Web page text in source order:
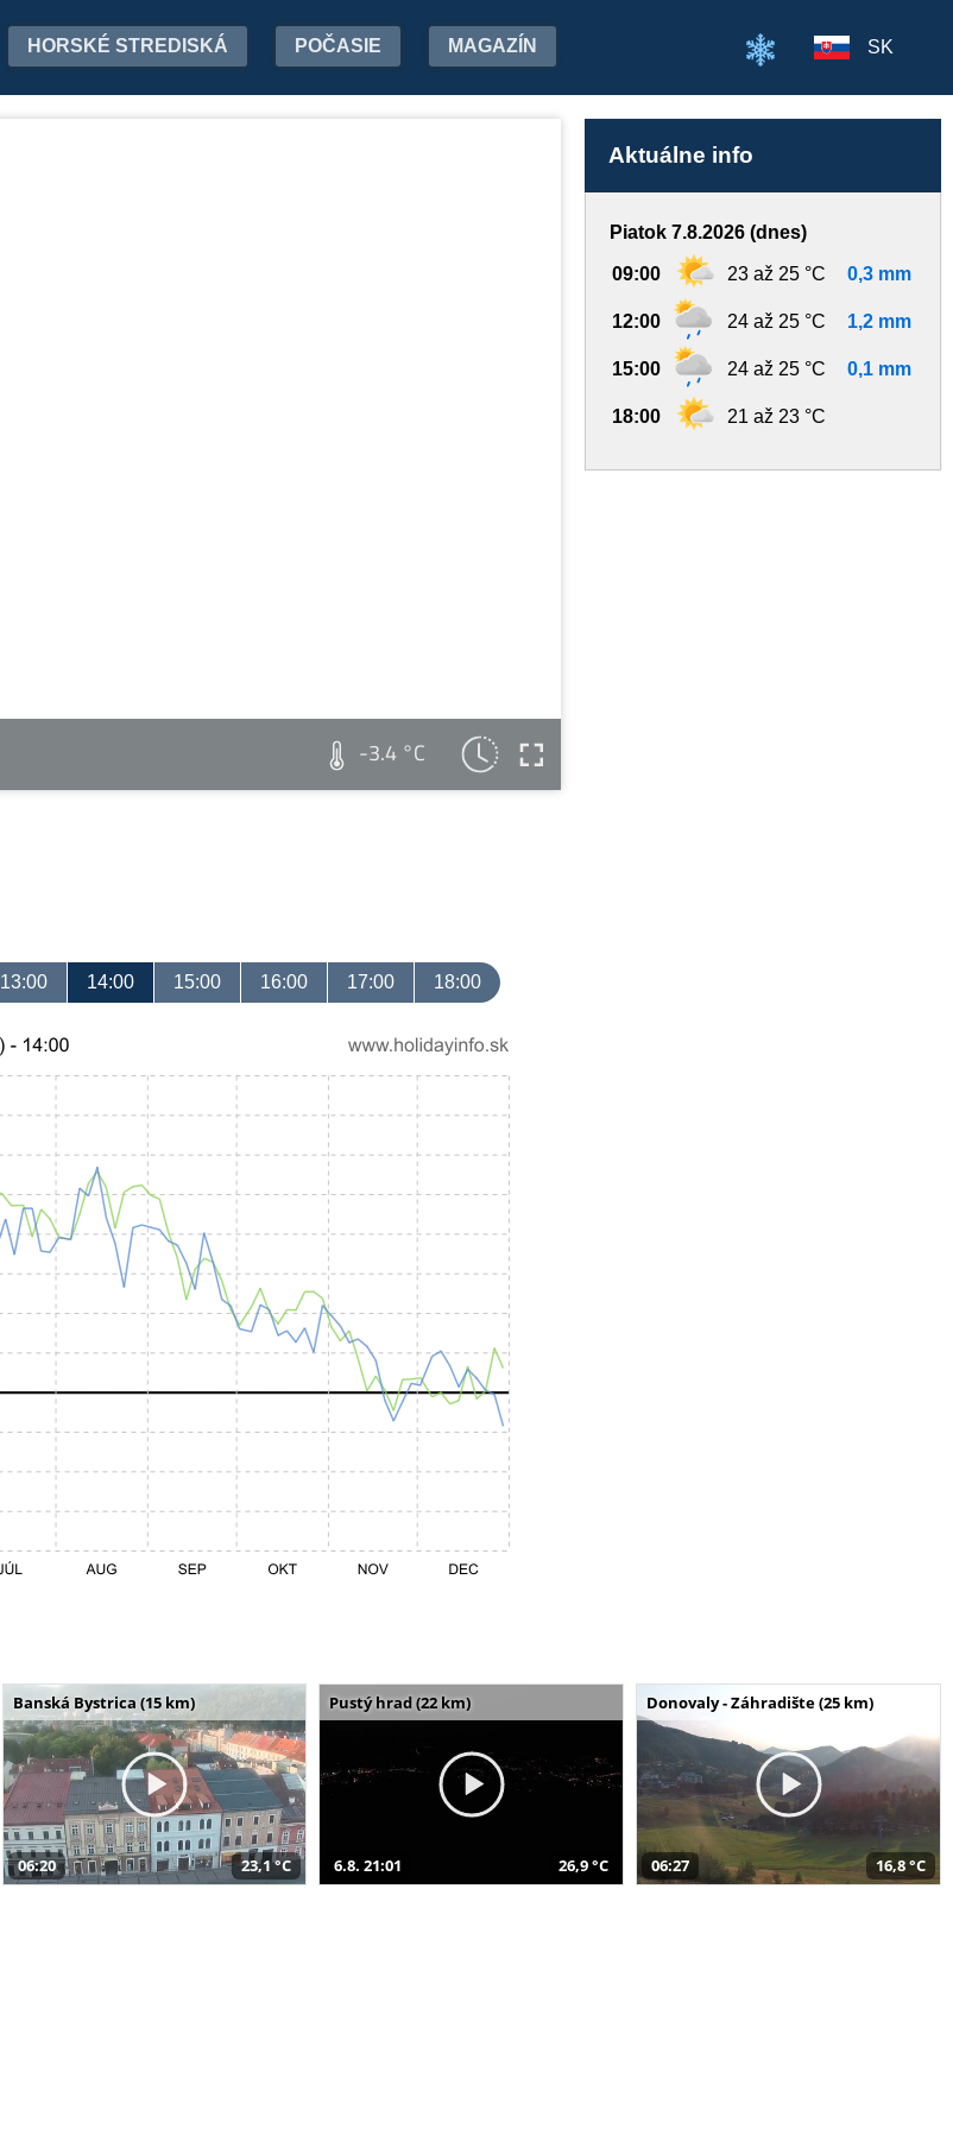
HORSKÉ STREDISKÁ POČASIE MAGAZÍN SK
-3.4 °C
Aktuálne info
Piatok 7.8.2026 (dnes)
09:00 23 až 25 °C 0,3 mm
12:00 24 až 25 °C 1,2 mm
15:00 24 až 25 °C 0,1 mm
18:00 21 až 23 °C
13:00 14:00 15:00 16:00 17:00 18:00
Banská Bystrica (15 km)
06:20 23,1 °C
Pustý hrad (22 km)
6.8. 21:01 26,9 °C
Donovaly - Záhradište (25 km)
06:27 16,8 °C